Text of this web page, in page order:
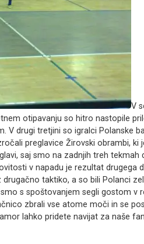
V
otipavanju so hitro nastopile
V drugi tretjini so igralci Polanske
preglavice Žirovski obrambi, ki
saj smo na zadnjih treh tekmah
v napadu je rezultat drugega
taktiko, a so bili Polanci
s spoštovanjem segli gostom v
zbrali vse atome moči in se
lahko pridete navijat za naše